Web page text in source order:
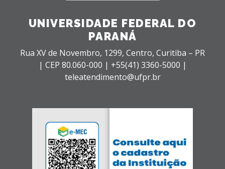
UNIVERSIDADE FEDERAL DO
PARANÁ
Rua XV de Novembro, 1299, Centro, Curitiba – PR
| CEP 80.060-000 | +55(41) 3360-5000 |
teleatendimento@ufpr.br